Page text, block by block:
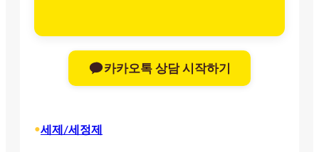
카카오톡 상담 시작하기
•세제/세정제